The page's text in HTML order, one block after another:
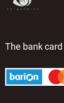
The bank